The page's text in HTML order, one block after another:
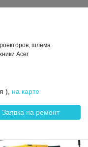
шлема
Acer
) на карте
Заявка на ремонт